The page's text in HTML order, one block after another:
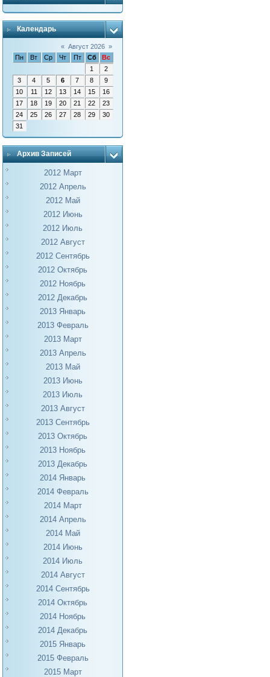
Календарь
« Август 2026 »
Пн
Вт Ср Чт Пт Сб
Вс
1
2
3
4 5 6 7 8
9
10
11 12 13 14 15
16
17
18 19 20 21 22
23
24
25 26 27 28 29
30
31
Архив Записей
2012 Март
2012 Апрель
2012 Май
2012 Июнь
2012 Июль
2012 Август
2012 Сентябрь
2012 Октябрь
2012 Ноябрь
2012 Декабрь
2013 Январь
2013 Февраль
2013 Март
2013 Апрель
2013 Май
2013 Июнь
2013 Июль
2013 Август
2013 Сентябрь
2013 Октябрь
2013 Ноябрь
2013 Декабрь
2014 Январь
2014 Февраль
2014 Март
2014 Апрель
2014 Май
2014 Июнь
2014 Июль
2014 Август
2014 Сентябрь
2014 Октябрь
2014 Ноябрь
2014 Декабрь
2015 Январь
2015 Февраль
2015 Март